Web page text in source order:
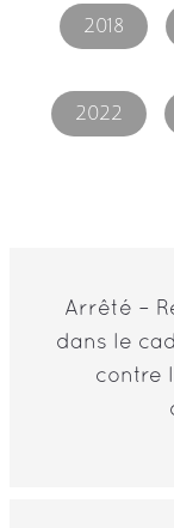
2018
2022
Arrêté –
dans le
contre